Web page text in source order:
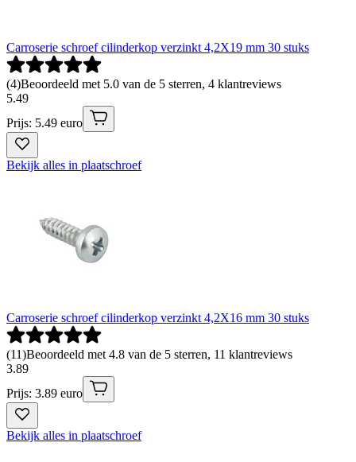
Carroserie schroef cilinderkop verzinkt 4,2X19 mm 30 stuks
(4)Beoordeeld met 5.0 van de 5 sterren, 4 klantreviews
5.49
Prijs: 5.49 euro
Bekijk alles in plaatschroef
Carroserie schroef cilinderkop verzinkt 4,2X16 mm 30 stuks
(11)Beoordeeld met 4.8 van de 5 sterren, 11 klantreviews
3.89
Prijs: 3.89 euro
Bekijk alles in plaatschroef